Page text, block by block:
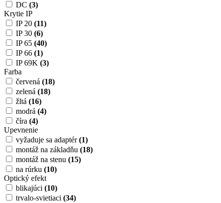
DC (3)
Krytie IP
IP 20 (11)
IP 30 (6)
IP 65 (40)
IP 66 (1)
IP 69K (3)
Farba
červená (18)
zelená (18)
žltá (16)
modrá (4)
číra (4)
Upevnenie
vyžaduje sa adaptér(1)
montáž na základňu (18)
montáž na stenu (15)
na rúrku (10)
Optický efekt
blikajúci (10)
trvalo-svietiaci (34)